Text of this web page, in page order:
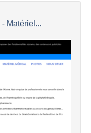
Matériel...